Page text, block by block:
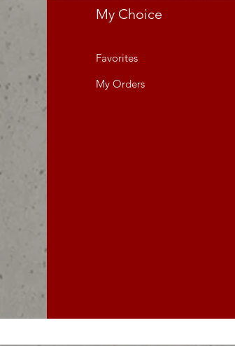
My Choice
Favorites
My Orders